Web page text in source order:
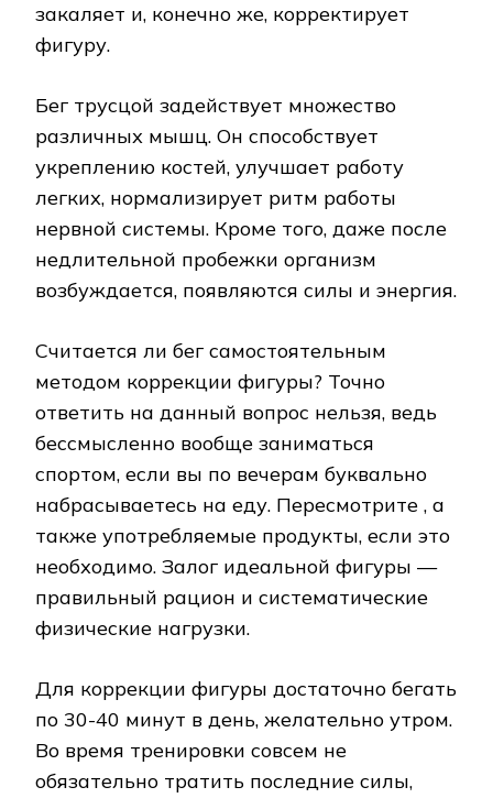
закаляет и, конечно же, корректирует
фигуру.
Бег трусцой задействует множество
различных мышц. Он способствует
укреплению костей, улучшает работу
легких, нормализирует ритм работы
нервной системы. Кроме того, даже после
недлительной пробежки организм
возбуждается, появляются силы и энергия.
Считается ли бег самостоятельным
методом коррекции фигуры? Точно
ответить на данный вопрос нельзя, ведь
бессмысленно вообще заниматься
спортом, если вы по вечерам буквально
набрасываетесь на еду. Пересмотрите , а
также употребляемые продукты, если это
необходимо. Залог идеальной фигуры —
правильный рацион и систематические
физические нагрузки.
Для коррекции фигуры достаточно бегать
по 30-40 минут в день, желательно утром.
Во время тренировки совсем не
обязательно тратить последние силы,